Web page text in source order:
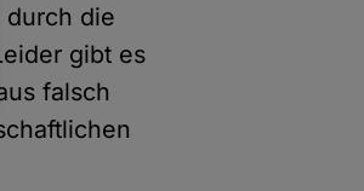
durch die
gibt es
falsch